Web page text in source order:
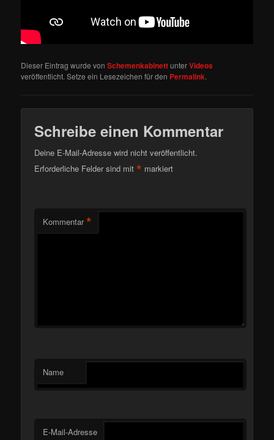
Dieser Eintrag wurde vonSchemenkabinettunterVideos
veröffentlicht. Setze ein Lesezeichen für den Permalink.
Schreibe einen Kommentar
Deine E-Mail-Adresse wird nicht veröffentlicht.
Erforderliche Felder sind mit* markiert
Kommentar *
Name
E-Mail-Adresse